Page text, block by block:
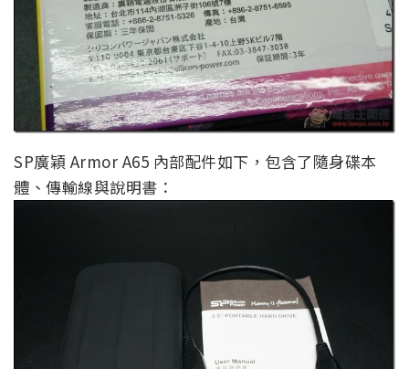
SP廣穎 Armor A65 內部配件如下，包含了隨身碟本
體、傳輸線與說明書：